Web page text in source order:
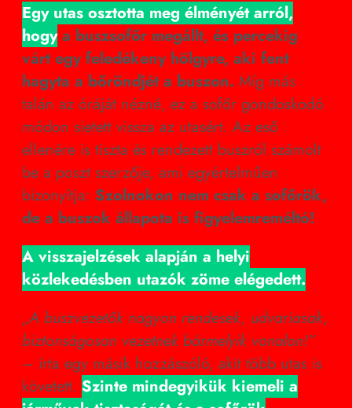
Egy utas osztotta meg élményét arról,
hogya buszsofőr megállt, és percekig
várt egy feledékeny hölgyre, aki fent
hagyta a bőröndjét a buszon. Míg más
talán az óráját nézné, ez a sofőr gondoskodó
módon sietett vissza az utasért. Az eső
ellenére is tiszta és rendezett buszról számolt
be a poszt szerzője, ami egyértelműen
bizonyítja: Szolnokon nem csak a sofőrök,
de a buszok állapota is figyelemreméltó!
A visszajelzések alapján a helyi
közlekedésben utazók zöme elégedett.
„A buszvezetők nagyon rendesek, udvariasak,
biztonságosan vezetnek bármelyik vonalon!”
– írta egy másik hozzászóló, akit több utas is
követett. Szinte mindegyikük kiemeli a